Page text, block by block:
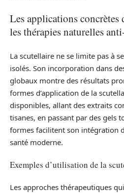
Les applications concrètes
les thérapies naturelles
La scutellaire ne se limite pas à
isolés. Son incorporation dans
globaux montre des résultats
formes d’application de la
disponibles, allant des extraits
tisanes, en passant par des gels
formes facilitent son intégration
santé moderne.
Exemples d’utilisation de la
Les approches thérapeutiques